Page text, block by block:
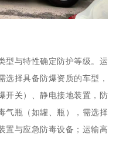
型与特性确定防护等级。运
选择具备防爆资质的车型，
开关）、静电接地装置，防
气瓶（如罐、瓶），需选择
置与应急防毒设备；运输高